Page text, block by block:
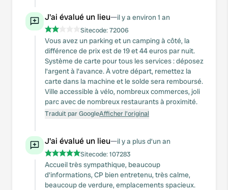
J'ai évalué un lieu—il y a environ 1 an
Sitecode:72006
Vous avez un parking et un camping à côté, la
différence de prix est de 19 et 44 euros par nuit.
Système de carte pour tous les services : déposez
l'argent à l'avance. À votre départ, remettez la
carte dans la machine et le solde sera remboursé.
Ville accessible à vélo, nombreux commerces, joli
parc avec de nombreux restaurants à proximité.
Traduit par GoogleAfficher l'original
J'ai évalué un lieu—il y a plus d’un an
Sitecode:107283
Accueil très sympathique, beaucoup
d'informations, CP bien entretenu, très calme,
beaucoup de verdure, emplacements spacieux.